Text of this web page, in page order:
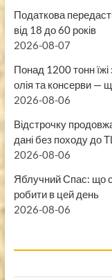
Податкова
від 18 до 60 років
2026-08-07
Понад 1200 тонн
олія та консерви —
2026-08-06
Відстрочку
дані без походу до
2026-08-06
Яблучний Спас: що
робити в цей день
2026-08-06